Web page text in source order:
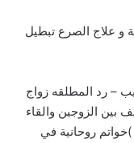
و علاج الصرع تبطيل
– رد المطلقه زواج
بين الزوجين والقاء
روحانية في